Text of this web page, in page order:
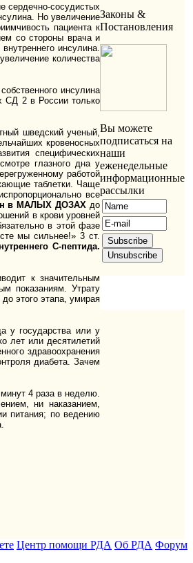
сердечно-сосудистых
Но увеличение
пациента к
со стороны врача и
инсулина.
количества
инсулина
СД 2 в России только
шведский ученый,
кровеносных
специфических
глазного дна у
работой
таблетки. Чаще
все
в МАЛЫХ ДОЗАХ до
в крови уровней
в этой фазе
мы сильнее!» 3 ст.
С-пептида.
к значительным
показаниям. Утрату
этого этапа, умирая
у государства или у
лет или десятилетий
здравоохранения
диабета. Зачем
4 раза в неделю.
ни наказанием,
питания; по ведению
Законы &
Постановления
Вы можете
подписаться на
наши
еженедельные
информационные
рассылки
Центр помощи РДА Об РДА Форум